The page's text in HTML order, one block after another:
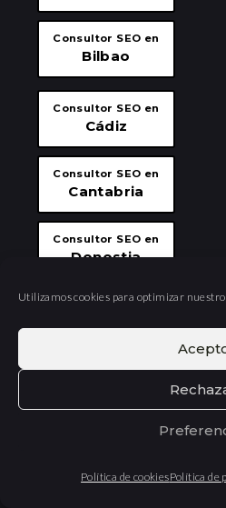
Utilizamos cookies para optimizar
Política de cookiesPolítica de
Consultor SEO en
Bilbao
Consultor SEO en
Cádiz
Consultor SEO en
Cantabria
Consultor SEO en
Donostia
Girona